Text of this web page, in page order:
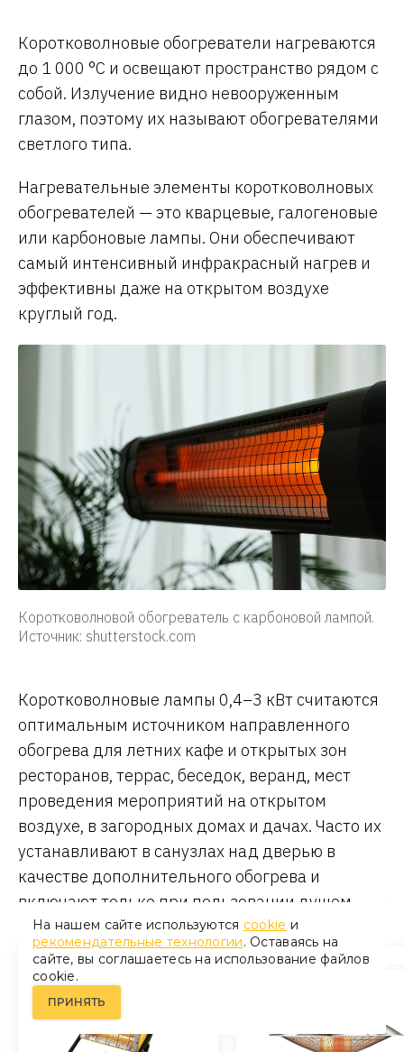
Коротковолновые обогреватели нагреваются
до 1 000 °C и освещают пространство рядом с
собой. Излучение видно невооруженным
глазом, поэтому их называют обогревателями
светлого типа.
Нагревательные элементы коротковолновых
обогревателей — это кварцевые, галогеновые
или карбоновые лампы. Они обеспечивают
самый интенсивный инфракрасный нагрев и
эффективны даже на открытом воздухе
круглый год.
Коротковолновой обогреватель с карбоновой лампой.
Источник: shutterstock.com
Коротковолновые лампы 0,4–3 кВт считаются
оптимальным источником направленного
обогрева для летних кафе и открытых зон
ресторанов, террас, беседок, веранд, мест
проведения мероприятий на открытом
воздухе, в загородных домах и дачах. Часто их
устанавливают в санузлах над дверью в
качестве дополнительного обогрева и
включают только при пользовании душем.
На нашем сайте используются cookie и
рекомендательные технологии. Оставаясь на
сайте, вы соглашаетесь на использование файлов
cookie.
ПРИНЯТЬ